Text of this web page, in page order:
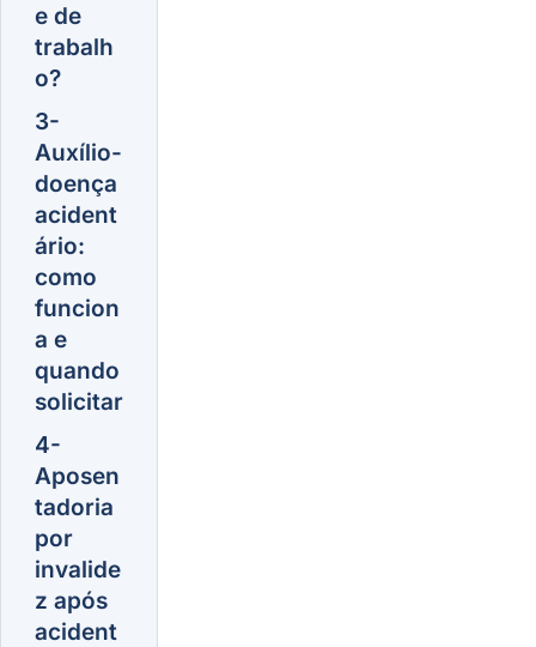
e de
trabalh
o?
3-
Auxílio-
doença
acident
ário:
como
funcion
a e
quando
solicitar
4-
Aposen
tadoria
por
invalide
z após
acident